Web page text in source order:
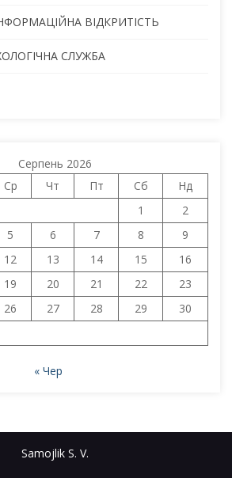
ВІДКРИТІСТЬ
СЛУЖБА
Серпень 2026
Ср Чт Пт Сб
Нд
1
2
5 6 7 8
9
12 13 14 15
16
19 20 21 22
23
26 27 28 29
30
« Чер
Samojlik S. V.